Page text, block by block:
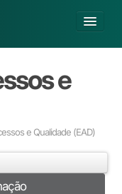
e
e Qualidade (EAD)